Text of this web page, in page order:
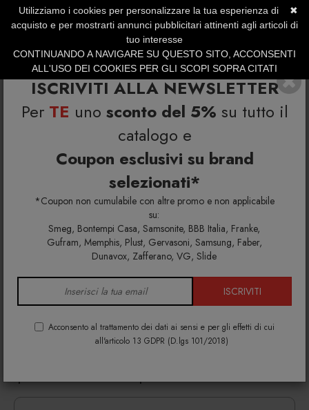
ISCRIVITI ALLA NEWSLETTER
Per TE uno sconto del 5% su tutto il
catalogo e
Coupon esclusivi su brand
selezionati*
*Coupon non cumulabile con altre promo e non applicabile
su:
Smeg, Bontempi Casa, Samsonite, BBB Italia, Franke,
Gufram, Memphis, Plust, Gervasoni, Samsung, Faber,
Dunavox, Zafferano, VG, Slide
ISCRIVITI
Acconsento al trattamento dei dati ai sensi e per gli effetti di cui
all'articolo 13 GDPR (D.lgs 101/2018)
SERVIZIO CLIENTI +39.0773.470.562
SUMMER SALES | Fino al 40% di Sconto
Richiedi info e un'offerta personalizzata per te
Lampada Industrial C1650 Retrò
Richiedi maggiori info e la tua
offerta personalizzata per
Lampada Industrial C1650 Retrò
informazioni su colori, materiali e disponibilità.
✖
Utilizziamo i cookies per personalizzare la tua esperienza di
acquisto e per mostrarti annunci pubblicitari attinenti agli articoli di
tuo interesse
CONTINUANDO A NAVIGARE SU QUESTO SITO, ACCONSENTI
ALL'USO DEI COOKIES PER GLI SCOPI SOPRA CITATI